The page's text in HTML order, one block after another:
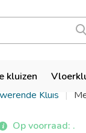
kluizen4 EL
Kluis
Op voorraad: .